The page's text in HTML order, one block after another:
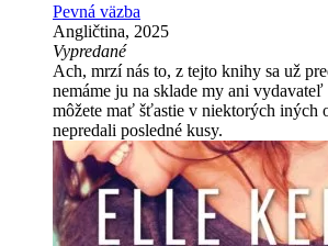
Pevná väzba
Angličtina, 2025
Vypredané
Ach, mrzí nás to, z tejto knihy sa už
nemáme ju na sklade my ani
môžete mať šťastie v niektorých iných
nepredali posledné kusy.